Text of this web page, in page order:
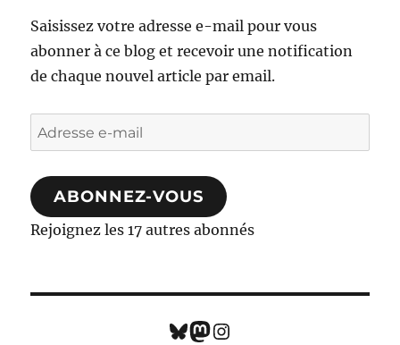
Saisissez votre adresse e-mail pour vous
abonner à ce blog et recevoir une notification
de chaque nouvel article par email.
Adresse
e-
mail
ABONNEZ-VOUS
Rejoignez les 17 autres abonnés
Bluesky
Mastodon
Instagram